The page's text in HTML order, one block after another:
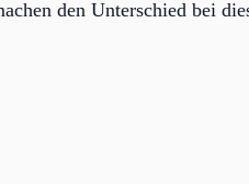
den Unterschied bei